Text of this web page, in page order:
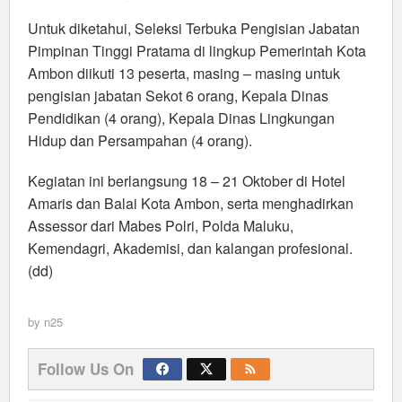
Untuk diketahui, Seleksi Terbuka Pengisian Jabatan
Pimpinan Tinggi Pratama di lingkup Pemerintah Kota
Ambon diikuti 13 peserta, masing – masing untuk
pengisian jabatan Sekot 6 orang, Kepala Dinas
Pendidikan (4 orang), Kepala Dinas Lingkungan
Hidup dan Persampahan (4 orang).
Kegiatan ini berlangsung 18 – 21 Oktober di Hotel
Amaris dan Balai Kota Ambon, serta menghadirkan
Assessor dari Mabes Polri, Polda Maluku,
Kemendagri, Akademisi, dan kalangan profesional.
(dd)
by n25
Follow Us On